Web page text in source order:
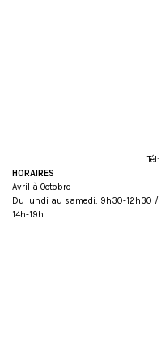
Tél:
HORAIRES
Avril à Octobre
Du lundi au samedi: 9h30-12h30 /
14h-19h